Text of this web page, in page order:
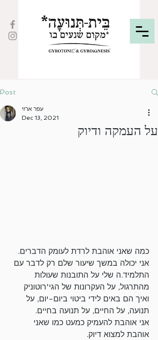
Post
על העמקה ודיוק
עפר ארזי
Dec 13, 2021
כמה שאני אוהבת לרדת לעומק הדברים.
אני יכולה במשך שיעור שלם רק לדבר עם
התלמיד.ה שלי על התובנות שעולות
מהתרגול, על העקרונות של הגי'רוטוניק
ואיך הם באים לידי ביטוי ביום-יום, על
תנועה, על החיים, על תנועה בחיים.
אני אוהבת להעמיק כמעט כמו שאני
אוהבת למצוא דיוק.